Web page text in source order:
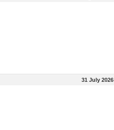
31 July 2026